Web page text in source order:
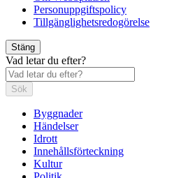
Personuppgiftspolicy
Tillgänglighetsredogörelse
Stäng
Vad letar du efter?
Sök
Byggnader
Händelser
Idrott
Innehållsförteckning
Kultur